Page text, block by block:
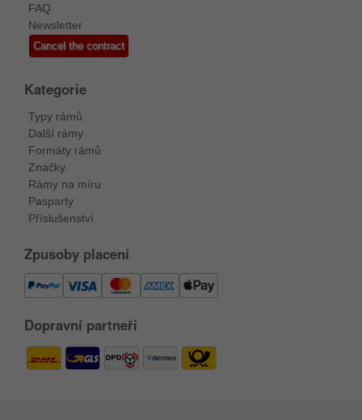
FAQ
Newsletter
Cancel the contract
Kategorie
Typy rámů
Další rámy
Formáty rámů
Značky
Rámy na míru
Pasparty
Příslušenství
Zpusoby placení
Dopravní partneři